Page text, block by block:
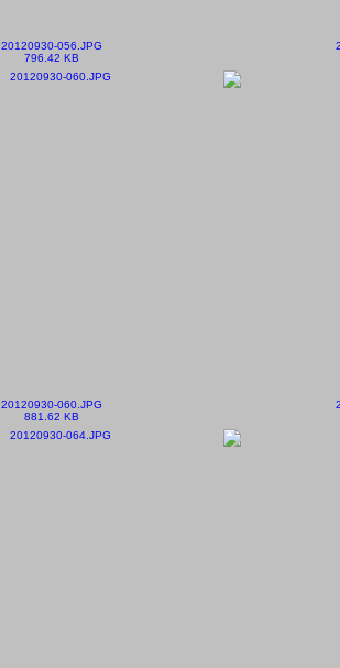
20120930-056.JPG
796.42 KB
20120930-060.JPG
881.62 KB